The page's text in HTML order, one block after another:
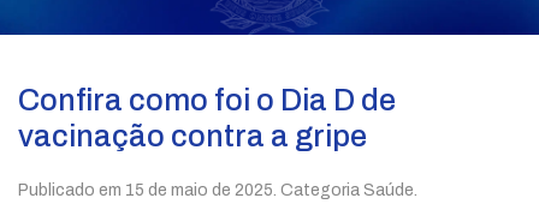
Confira como foi o Dia D de
vacinação contra a gripe
Publicado em 15 de maio de 2025 . Categoria Saúde.